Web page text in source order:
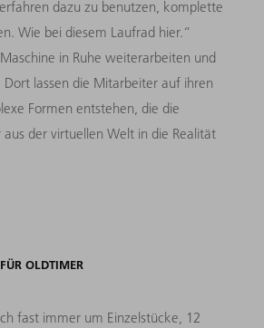
dazu zu benutzen, komplette
Wie bei diesem Laufrad hier.“
in Ruhe weiterarbeiten und
Dort lassen die Mitarbeiter auf ihren
Formen entstehen, die die
aus der virtuellen Welt in die Realität
OLDTIMER
fast immer um Einzelstücke, 12